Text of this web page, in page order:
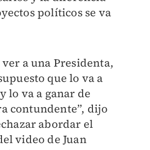
políticos se va
ver a una Presidenta,
que lo va a
lo va a ganar de
contundente”, dijo
abordar el
video de Juan